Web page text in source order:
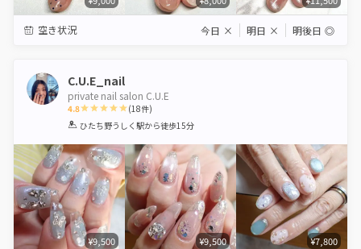
空き状況 今日 × 明日 × 明後日 ◎
C.U.E_nail
private nail salon C.U.E
4.8
1 2 3 4 5
(18件)
ひたち野うしく駅から徒歩15分
¥9,500 ¥9,500 ¥7,800